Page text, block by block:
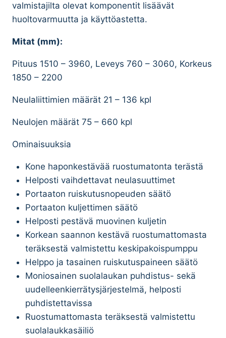
valmistajilta olevat komponentit lisäävät
huoltovarmuutta ja käyttöastetta.
Mitat (mm):
Pituus 1510 – 3960, Leveys 760 – 3060, Korkeus
1850 – 2200
Neulaliittimien määrät 21 – 136 kpl
Neulojen määrät 75 – 660 kpl
Ominaisuuksia
Kone haponkestävää ruostumatonta terästä
Helposti vaihdettavat neulasuuttimet
Portaaton ruiskutusnopeuden säätö
Portaaton kuljettimen säätö
Helposti pestävä muovinen kuljetin
Korkean saannon kestävä ruostumattomasta
teräksestä valmistettu keskipakoispumppu
Helppo ja tasainen ruiskutuspaineen säätö
Moniosainen suolalaukan puhdistus- sekä
uudelleenkierrätysjärjestelmä, helposti
puhdistettavissa
Ruostumattomasta teräksestä valmistettu
suolalaukkasäiliö